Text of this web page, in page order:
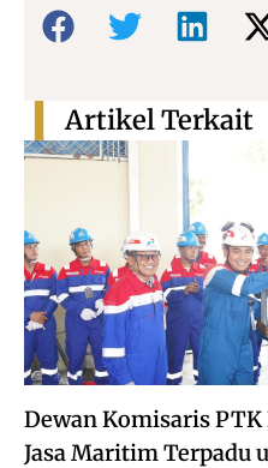
Bagikan:
Dewan Komisaris
Jasa Maritim Terpadu
Artikel Terkait